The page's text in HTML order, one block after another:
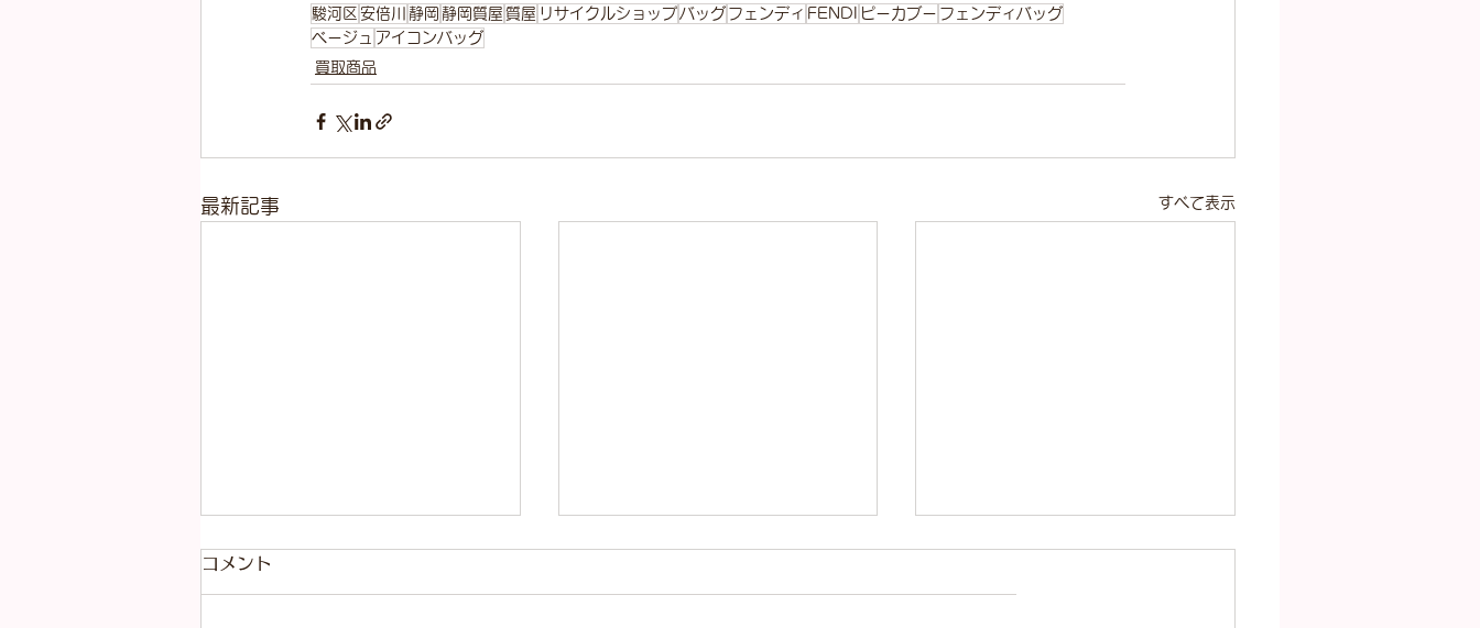
駿河区 安倍川 静岡 静岡質屋 質屋 リサイクルショップ バッグ フェンディ FENDI ピーカブー フェンディバッグ
ベージュ
アイコンバッグ
買取商品
最新記事 すべて表示
コメント